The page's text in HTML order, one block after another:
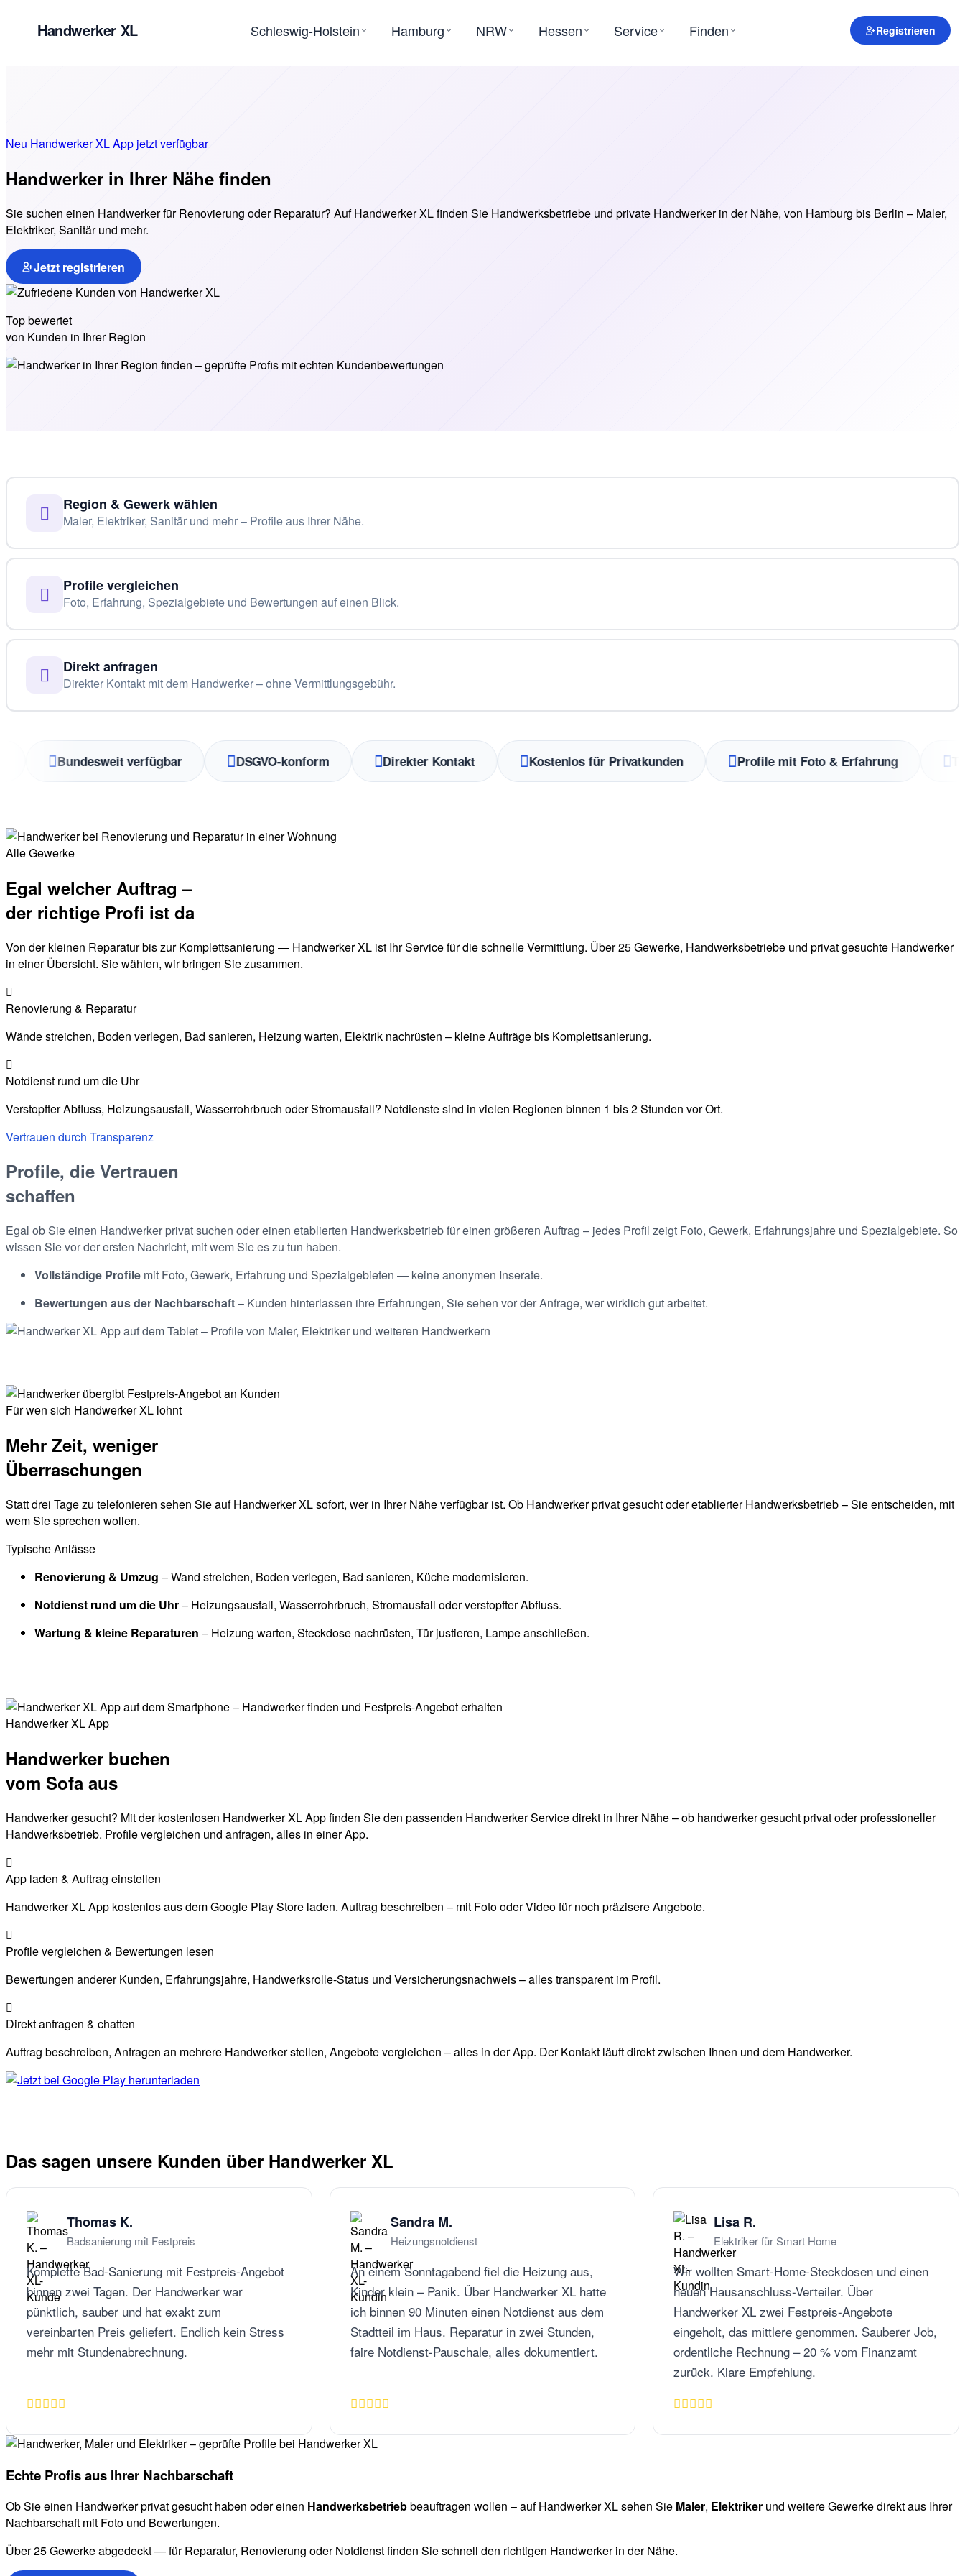
Handwerker XL Schleswig-Holstein Hamburg NRW Hessen Service Finden Registrieren
Neu Handwerker XL App jetzt verfügbar
Handwerker in Ihrer Nähe finden
Sie suchen einen Handwerker für Renovierung oder Reparatur? Auf Handwerker XL finden Sie Handwerksbetriebe und private Handwerker in der Nähe, von Hamburg bis Berlin – Maler,
Elektriker, Sanitär und mehr.
Jetzt registrieren
Top bewertet
von Kunden in Ihrer Region
Region & Gewerk wählen
Maler, Elektriker, Sanitär und mehr – Profile aus Ihrer Nähe.
Profile vergleichen
Foto, Erfahrung, Spezialgebiete und Bewertungen auf einen Blick.
Direkt anfragen
Direkter Kontakt mit dem Handwerker – ohne Vermittlungsgebühr.
Bundesweit verfügbar DSGVO-konform Direkter Kontakt Kostenlos für Privatkunden Profile mit Foto & Erfahrung
Alle Gewerke
Egal welcher Auftrag –
der richtige Profi ist da
Von der kleinen Reparatur bis zur Komplettsanierung — Handwerker XL ist Ihr Service für die schnelle Vermittlung. Über 25 Gewerke, Handwerksbetriebe und privat gesuchte Handwerker
in einer Übersicht. Sie wählen, wir bringen Sie zusammen.
Renovierung & Reparatur
Wände streichen, Boden verlegen, Bad sanieren, Heizung warten, Elektrik nachrüsten – kleine Aufträge bis Komplettsanierung.
Notdienst rund um die Uhr
Verstopfter Abfluss, Heizungsausfall, Wasserrohrbruch oder Stromausfall? Notdienste sind in vielen Regionen binnen 1 bis 2 Stunden vor Ort.
Vertrauen durch Transparenz
Profile, die Vertrauen
schaffen
Egal ob Sie einen Handwerker privat suchen oder einen etablierten Handwerksbetrieb für einen größeren Auftrag – jedes Profil zeigt Foto, Gewerk, Erfahrungsjahre und Spezialgebiete. So
wissen Sie vor der ersten Nachricht, mit wem Sie es zu tun haben.
Vollständige Profile mit Foto, Gewerk, Erfahrung und Spezialgebieten — keine anonymen Inserate.
Bewertungen aus der Nachbarschaft– Kunden hinterlassen ihre Erfahrungen, Sie sehen vor der Anfrage, wer wirklich gut arbeitet.
Für wen sich Handwerker XL lohnt
Mehr Zeit, weniger
Überraschungen
Statt drei Tage zu telefonieren sehen Sie auf Handwerker XL sofort, wer in Ihrer Nähe verfügbar ist. Ob Handwerker privat gesucht oder etablierter Handwerksbetrieb – Sie entscheiden, mit
wem Sie sprechen wollen.
Typische Anlässe
Renovierung & Umzug – Wand streichen, Boden verlegen, Bad sanieren, Küche modernisieren.
Notdienst rund um die Uhr– Heizungsausfall, Wasserrohrbruch, Stromausfall oder verstopfter Abfluss.
Wartung & kleine Reparaturen – Heizung warten, Steckdose nachrüsten, Tür justieren, Lampe anschließen.
Handwerker XL App
Handwerker buchen
vom Sofa aus
Handwerker gesucht? Mit der kostenlosen Handwerker XL App finden Sie den passenden Handwerker Service direkt in Ihrer Nähe – ob handwerker gesucht privat oder professioneller
Handwerksbetrieb. Profile vergleichen und anfragen, alles in einer App.
App laden & Auftrag einstellen
Handwerker XL App kostenlos aus dem Google Play Store laden. Auftrag beschreiben – mit Foto oder Video für noch präzisere Angebote.
Profile vergleichen & Bewertungen lesen
Bewertungen anderer Kunden, Erfahrungsjahre, Handwerksrolle-Status und Versicherungsnachweis – alles transparent im Profil.
Direkt anfragen & chatten
Auftrag beschreiben, Anfragen an mehrere Handwerker stellen, Angebote vergleichen – alles in der App. Der Kontakt läuft direkt zwischen Ihnen und dem Handwerker.
Das sagen unsere Kunden über Handwerker XL
Thomas K.
Badsanierung mit Festpreis
Komplette Bad-Sanierung mit Festpreis-Angebot
binnen zwei Tagen. Der Handwerker war
pünktlich, sauber und hat exakt zum
vereinbarten Preis geliefert. Endlich kein Stress
mehr mit Stundenabrechnung.
Sandra M.
Heizungsnotdienst
An einem Sonntagabend fiel die Heizung aus,
Kinder klein – Panik. Über Handwerker XL hatte
ich binnen 90 Minuten einen Notdienst aus dem
Stadtteil im Haus. Reparatur in zwei Stunden,
faire Notdienst-Pauschale, alles dokumentiert.
Lisa R.
Elektriker für Smart Home
Wir wollten Smart-Home-Steckdosen und einen
neuen Hausanschluss-Verteiler. Über
Handwerker XL zwei Festpreis-Angebote
eingeholt, das mittlere genommen. Sauberer Job,
ordentliche Rechnung – 20 % vom Finanzamt
zurück. Klare Empfehlung.
Echte Profis aus Ihrer Nachbarschaft
Ob Sie einen Handwerker privat gesucht haben oder einen Handwerksbetriebbeauftragen wollen – auf Handwerker XL sehen Sie Maler, Elektriker und weitere Gewerke direkt aus Ihrer
Nachbarschaft mit Foto und Bewertungen.
Über 25 Gewerke abgedeckt — für Reparatur, Renovierung oder Notdienst finden Sie schnell den richtigen Handwerker in der Nähe.